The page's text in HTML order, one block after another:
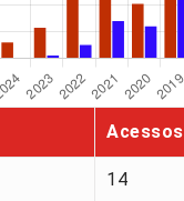
Acessos
14